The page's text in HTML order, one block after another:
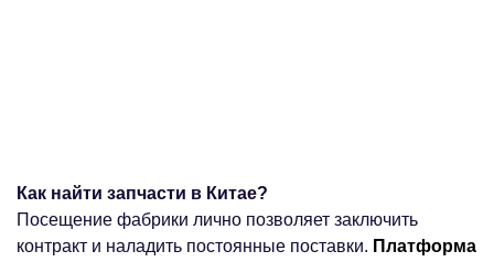
Как найти запчасти в Китае?
Посещение фабрики лично позволяет заключить
контракт и наладить постоянные поставки. Платформа